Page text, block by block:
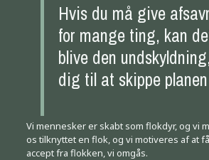
Hvis du må give
for mange ting, kan
blive den
dig til at skippe
Vi mennesker er skabt som flokdyr, og vi
os tilknyttet en flok, og vi motiveres af at
accept fra flokken, vi omgås.